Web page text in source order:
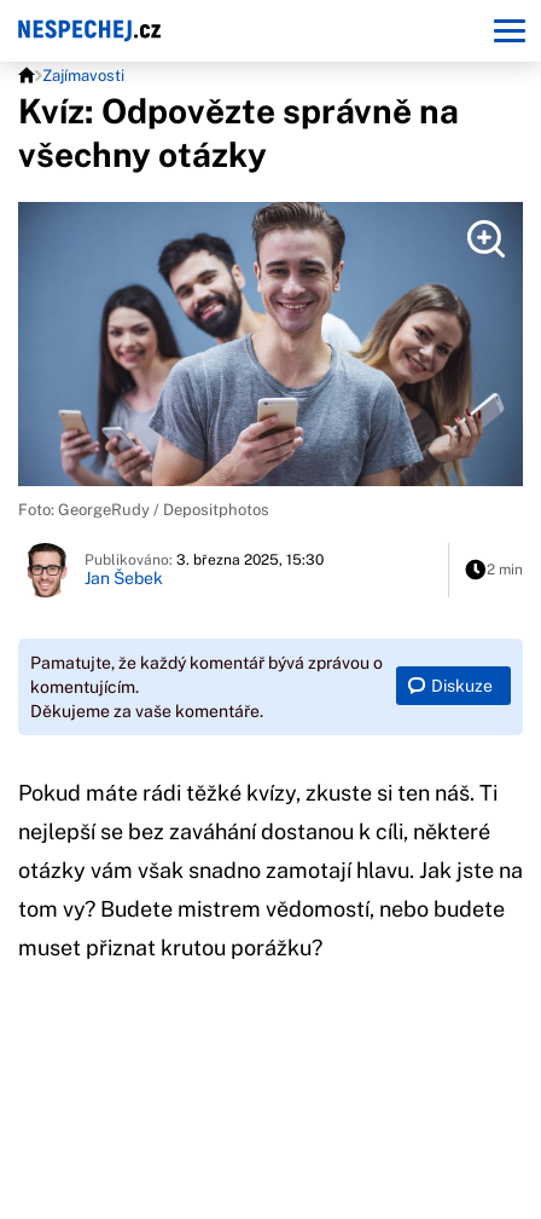
Zajímavosti
Kvíz: Odpovězte správně na
všechny otázky
Foto: GeorgeRudy / Depositphotos
Publikováno: 3. března 2025, 15:30
Jan Šebek 2 min
Pamatujte, že každý komentář bývá zprávou o
komentujícím.
Děkujeme za vaše komentáře.
Diskuze
Pokud máte rádi těžké kvízy, zkuste si ten náš. Ti
nejlepší se bez zaváhání dostanou k cíli, některé
otázky vám však snadno zamotají hlavu. Jak jste na
tom vy? Budete mistrem vědomostí, nebo budete
muset přiznat krutou porážku?